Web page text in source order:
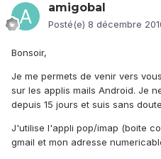
amigobal
Posté(e) 8 décembre
Bonsoir,
Je me permets de venir vers
sur les applis mails Android. Je
depuis 15 jours et suis sans
J'utilise l'appli pop/imap (boite
gmail et mon adresse